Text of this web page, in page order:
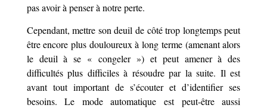
pas avoir à penser à notre perte.
Cependant, mettre son deuil de côté trop longtemps peut
être encore plus douloureux à long terme (amenant alors
le deuil à se « congeler ») et peut amener à des
difficultés plus difficiles à résoudre par la suite. Il est
avant tout important de s’écouter et d’identifier ses
besoins. Le mode automatique est peut-être aussi